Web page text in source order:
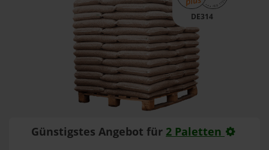
DE314
Günstigstes Angebot für 2 Paletten